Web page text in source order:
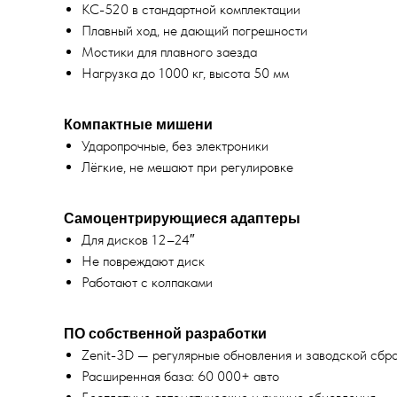
КС-520 в стандартной комплектации
Плавный ход, не дающий погрешности
Мостики для плавного заезда
Нагрузка до 1000 кг, высота 50 мм
Компактные мишени
Ударопрочные, без электроники
Лёгкие, не мешают при регулировке
Самоцентрирующиеся адаптеры
Для дисков 12–24″
Не повреждают диск
Работают с колпаками
ПО собственной разработки
Zenit-3D — регулярные обновления и заводской
Расширенная база: 60 000+ авто